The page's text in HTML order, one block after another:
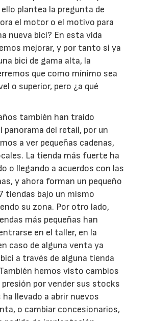
plantea la pregunta de
el motor o el motivo para
nueva bici? En esta vida
mejorar, y por tanto si ya
bici de gama alta, la
que como mínimo sea
o superior, pero ¿a qué
también han traído
panorama del retail, por un
a ver pequeñas cadenas,
La tienda más fuerte ha
o llegando a acuerdos con las
y ahora forman un pequeño
tiendas bajo un mismo
su zona. Por otro lado,
más pequeñas han
en el taller, en la
caso de alguna venta ya
a través de alguna tienda
hemos visto cambios
presión por vender sus stocks
llevado a abrir nuevos
o cambiar concesionarios,